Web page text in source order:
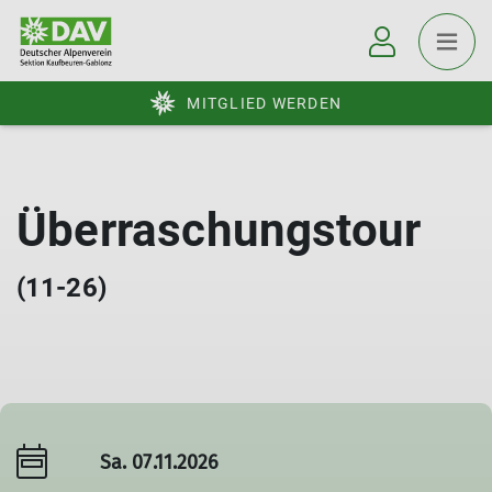
MITGLIED WERDEN
Überraschungstour
(11-26)
Sa. 07.11.2026